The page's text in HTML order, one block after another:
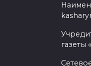
газеты